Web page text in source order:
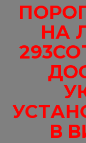
НА
В